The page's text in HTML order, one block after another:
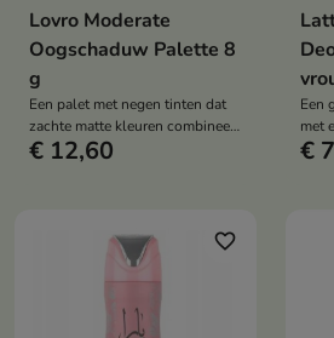
Lovro Moderate
Oogschaduw Palette 8
g
Een palet met negen tinten dat
zachte matte kleuren combineert
met magische glitters in een
€ 12,60
Een
met
€
favorite_border